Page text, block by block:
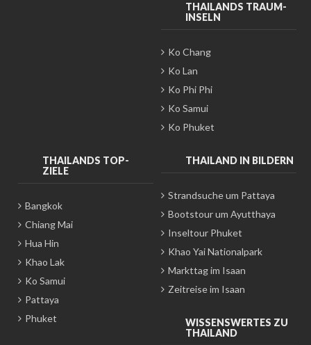
THAILANDS TRAUM-
INSELN
Ko Chang
Ko Lan
Ko Phi Phi
Ko Samui
Ko Phuket
THAILANDS TOP-
ZIELE
Bangkok
Chiang Mai
Hua Hin
Khao Lak
Ko Samui
Pattaya
Phuket
THAILAND IN BILDERN
Strandsuche um Pattaya
Bootstour um Ayutthaya
Inseltour Phuket
Khao Yai Nationalpark
Markttag im Isaan
Zeitreise im Isaan
WISSENSWERTES ZU
THAILAND